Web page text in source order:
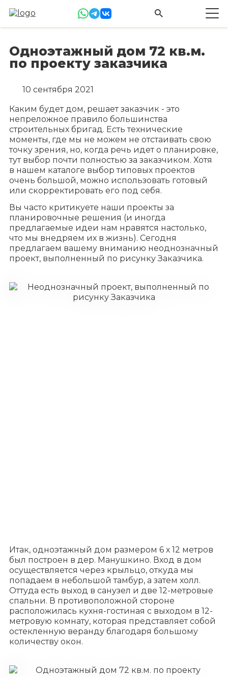
Одноэтажный дом 72 кв.м.
по проекту заказчика
10 сентября 2021
Каким будет дом, решает заказчик - это
непреложное правило большинства
строительных бригад. Есть технические
моменты, где мы не можем не отстаивать свою
точку зрения, но, когда речь идет о планировке,
тут выбор почти полностью за заказчиком. Хотя
в нашем каталоге выбор типовых проектов
очень большой, можно использовать готовый
или скорректировать его под себя.
Вы часто критикуете наши проекты за
планировочные решения (и иногда
предлагаемые идеи нам нравятся настолько,
что мы внедряем их в жизнь). Сегодня
предлагаем вашему вниманию неоднозначный
проект, выполненный по рисунку Заказчика.
Итак, одноэтажный дом размером 6 х 12 метров
был построен в дер. Манушкино. Вход в дом
осуществляется через крыльцо, откуда мы
попадаем в небольшой тамбур, а затем холл.
Оттуда есть выход в санузел и две 12-метровые
спальни. В противоположной стороне
расположилась кухня-гостиная с выходом в 12-
метровую комнату, которая представляет собой
остекленную веранду благодаря большому
количеству окон.